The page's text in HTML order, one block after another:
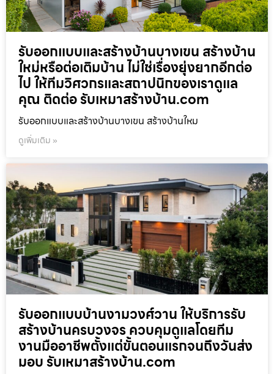
รับออกแบบและสร้างบ้านบางเขน สร้างบ้าน
ใหม่หรือต่อเติมบ้าน ไม่ใช่เรื่องยุ่งยากอีกต่อ
ไป ให้ทีมวิศวกรและสถาปนิกของเราดูแล
คุณ ติดต่อ รับเหมาสร้างบ้าน.com
รับออกแบบและสร้างบ้านบางเขน สร้างบ้านใหม
ดูเพิ่มเติม »
รับออกแบบบ้านงามวงศ์วาน ให้บริการรับ
สร้างบ้านครบวงจร ควบคุมดูแลโดยทีม
งานมืออาชีพตั้งแต่ขั้นตอนแรกจนถึงวันส่ง
มอบ รับเหมาสร้างบ้าน.com